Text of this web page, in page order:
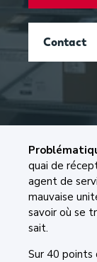
Contact
quai de
agent de
mauvaise
savoir où se
sait.
Sur 40 points